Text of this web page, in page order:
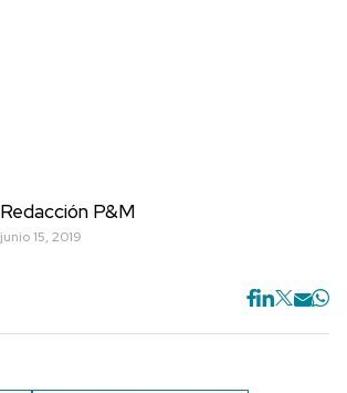
Redacción P&M
junio 15, 2019